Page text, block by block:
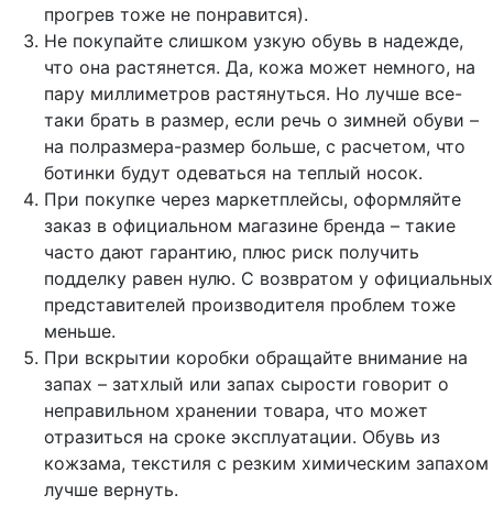
прогрев тоже не понравится).
Не покупайте слишком узкую обувь в надежде,
что она растянется. Да, кожа может немного, на
пару миллиметров растянуться. Но лучше все-
таки брать в размер, если речь о зимней обуви –
на полразмера-размер больше, с расчетом, что
ботинки будут одеваться на теплый носок.
При покупке через маркетплейсы, оформляйте
заказ в официальном магазине бренда – такие
часто дают гарантию, плюс риск получить
подделку равен нулю. С возвратом у официальных
представителей производителя проблем тоже
меньше.
При вскрытии коробки обращайте внимание на
запах – затхлый или запах сырости говорит о
неправильном хранении товара, что может
отразиться на сроке эксплуатации. Обувь из
кожзама, текстиля с резким химическим запахом
лучше вернуть.